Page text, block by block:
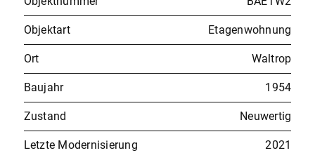
Objektart Etagenwohnung
Ort Waltrop
Baujahr 1954
Zustand Neuwertig
Letzte Modernisierung 2021